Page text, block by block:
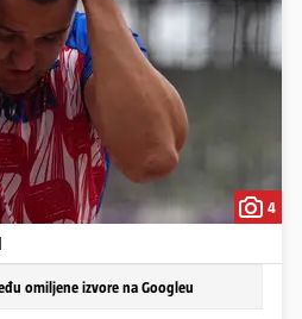
4
omiljene izvore na Googleu